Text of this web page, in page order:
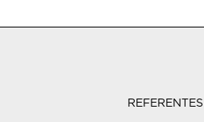
REFERENTES